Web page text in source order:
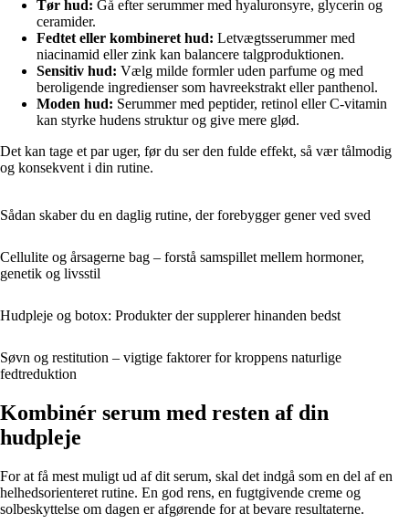
Tør hud: Gå efter serummer med hyaluronsyre, glycerin og
ceramider.
Fedtet eller kombineret hud: Letvægtsserummer med
niacinamid eller zink kan balancere talgproduktionen.
Sensitiv hud: Vælg milde formler uden parfume og med
beroligende ingredienser som havreekstrakt eller panthenol.
Moden hud: Serummer med peptider, retinol eller C-vitamin
kan styrke hudens struktur og give mere glød.
Det kan tage et par uger, før du ser den fulde effekt, så vær tålmodig
og konsekvent i din rutine.
Sådan skaber du en daglig rutine, der forebygger gener ved sved
Cellulite og årsagerne bag – forstå samspillet mellem hormoner,
genetik og livsstil
Hudpleje og botox: Produkter der supplerer hinanden bedst
Søvn og restitution – vigtige faktorer for kroppens naturlige
fedtreduktion
Kombinér serum med resten af din
hudpleje
For at få mest muligt ud af dit serum, skal det indgå som en del af en
helhedsorienteret rutine. En god rens, en fugtgivende creme og
solbeskyttelse om dagen er afgørende for at bevare resultaterne.